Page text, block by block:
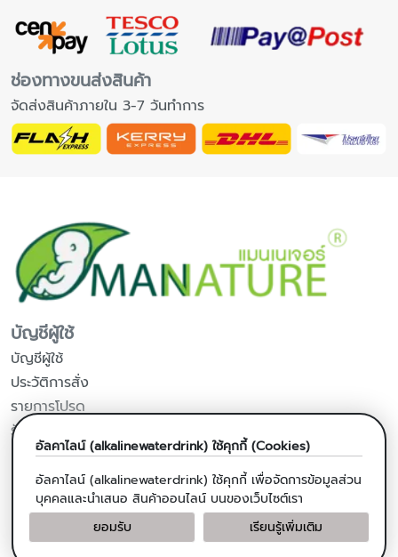
ช่องทางขนส่งสินค้า
จัดส่งสินค้าภายใน 3-7 วันทำการ
บัญชีผู้ใช้
บัญชีผู้ใช้
ประวัติการสั่ง
รายการโปรด
รับข่าวสารจากร้านค้า
ผลิตภัณฑ์จากมะพร้าว
น้ำมันมะพร้าวสกัดเย็น
น้ำมันมะพร้าวสำหรับปรุงอาหาร
แคปซูลน้ำมันมะพร้าวสกัดเย็น
อัลคาไลน์ (alkalinewaterdrink) ใช้คุกกี้ (Cookies)
อัลคาไลน์ (alkalinewaterdrink) ใช้คุกกี้ เพื่อจัดการข้อมูลส่วน
บุคคลและนำเสนอ สินค้าออนไลน์ บนของเว็บไซต์เรา
ยอมรับ
เรียนรู้เพิ่มเติม